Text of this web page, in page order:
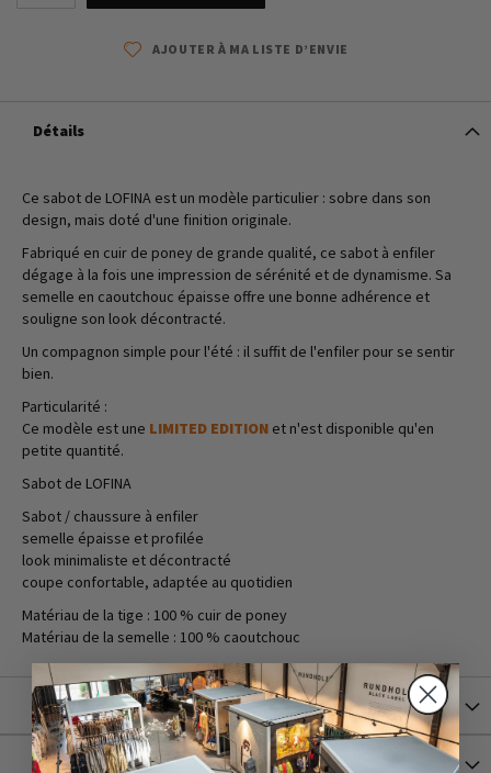
AJOUTER À MA LISTE D’ENVIE
Détails
Ce sabot de LOFINA est un modèle particulier : sobre dans son
design, mais doté d'une finition originale.
Fabriqué en cuir de poney de grande qualité, ce sabot à enfiler
dégage à la fois une impression de sérénité et de dynamisme. Sa
semelle en caoutchouc épaisse offre une bonne adhérence et
souligne son look décontracté.
Un compagnon simple pour l'été : il suffit de l'enfiler pour se sentir
bien.
Particularité :
Ce modèle est une LIMITED EDITION et n'est disponible qu'en
petite quantité.
Sabot de LOFINA
Sabot / chaussure à enfiler
semelle épaisse et profilée
look minimaliste et décontracté
coupe confortable, adaptée au quotidien
Matériau de la tige : 100 % cuir de poney
Matériau de la semelle : 100 % caoutchouc
Plus d’information
Versand